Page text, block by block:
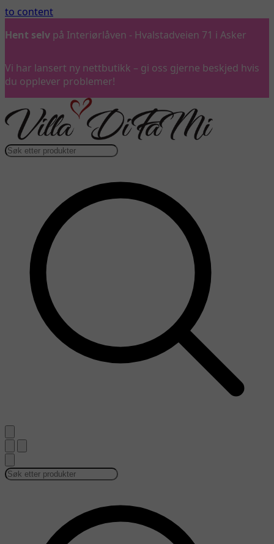
to content
71 i Asker
Ring ossgjerne på 992 57 899
Vi har lansert ny nettbutikk – gi oss gjerne beskjed hvis
du opplever problemer!